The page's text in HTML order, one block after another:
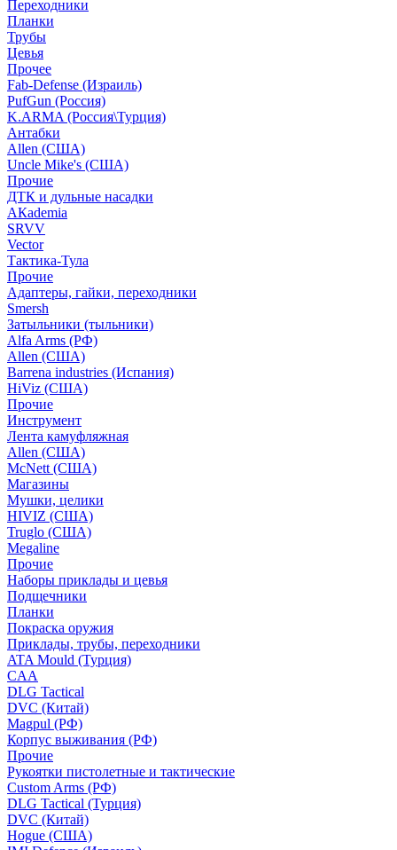
Переходники
Планки
Трубы
Цевья
Прочее
Fab-Defense (Израиль)
PufGun (Россия)
K.ARMA (Россия\Турция)
Антабки
Allen (США)
Uncle Mike's (США)
Прочие
ДТК и дульные насадки
АКademia
SRVV
Vector
Тактика-Тула
Прочие
Адаптеры, гайки, переходники
Smersh
Затыльники (тыльники)
Alfa Arms (РФ)
Allen (США)
Barrena industries (Испания)
HiViz (США)
Прочие
Инструмент
Лента камуфляжная
Allen (США)
McNett (США)
Магазины
Мушки, целики
HIVIZ (США)
Truglo (США)
Megaline
Прочие
Наборы приклады и цевья
Подщечники
Планки
Покраска оружия
Приклады, трубы, переходники
ATA Mould (Турция)
CAA
DLG Tactical
DVC (Китай)
Magpul (РФ)
Корпус выживания (РФ)
Прочие
Рукоятки пистолетные и тактические
Custom Arms (РФ)
DLG Tactical (Турция)
DVC (Китай)
Hogue (США)